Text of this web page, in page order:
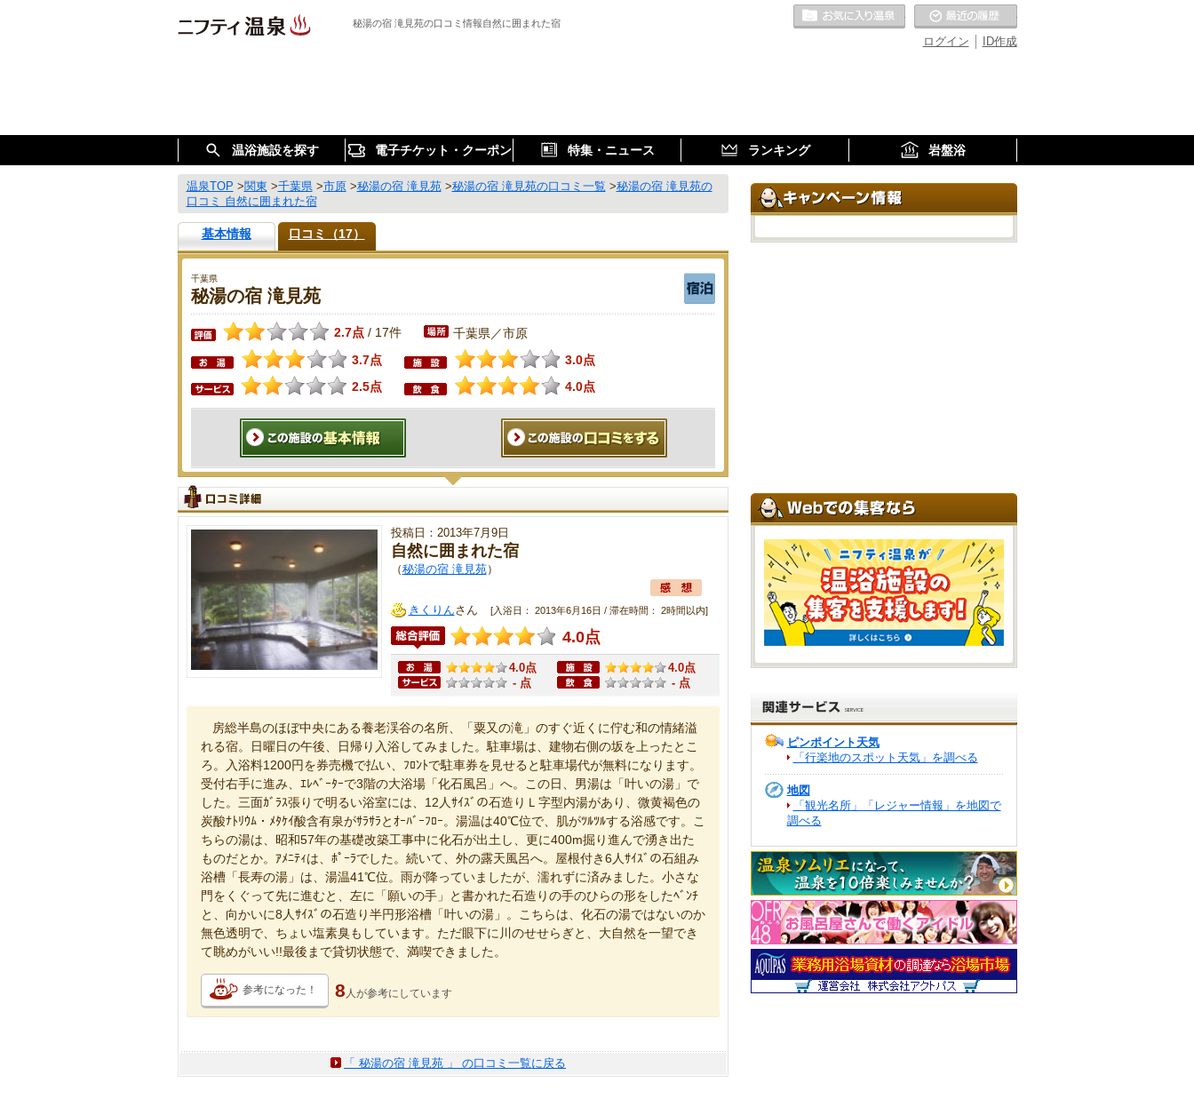
秘湯の宿 滝見苑の口コミ情報自然に囲まれた宿
ID作成
ログイン
お気に入りの温泉
温浴施設を探す 電子チケット・クーポン 特集・ニュース ランキング 岩盤浴
温泉TOP >関東 >千葉県>市原>秘湯の宿 滝見苑>秘湯の宿 滝見苑の口コミ一覧 >秘湯の宿 滝見苑の
口コミ 自然に囲まれた宿
基本情報 口コミ（17）
千葉県
秘湯の宿 滝見苑
2.7点 / 17件 千葉県／市原
3.7点
3.0点
2.5点
4.0点
投稿日：2013年7月9日
自然に囲まれた宿
（秘湯の宿 滝見苑）
きくりんさん [入浴日： 2013年6月16日 / 滞在時間： 2時間以内]
4.0点
4.0点
4.0点
- 点
- 点
房総半島のほぼ中央にある養老渓谷の名所、「粟又の滝」のすぐ近くに佇む和の情緒溢
れる宿。日曜日の午後、日帰り入浴してみました。駐車場は、建物右側の坂を上ったとこ
ろ。入浴料1200円を券売機で払い、ﾌﾛﾝﾄで駐車券を見せると駐車場代が無料になります。
受付右手に進み、ｴﾚﾍﾞｰﾀｰで3階の大浴場「化石風呂」へ。この日、男湯は「叶いの湯」で
した。三面ｶﾞﾗｽ張りで明るい浴室には、12人ｻｲｽﾞの石造りＬ字型内湯があり、微黄褐色の
炭酸ﾅﾄﾘｳﾑ・ﾒﾀｹｲ酸含有泉がｻﾗｻﾗとｵｰﾊﾞｰﾌﾛｰ。湯温は40℃位で、肌がﾂﾙﾂﾙする浴感です。こ
ちらの湯は、昭和57年の基礎改築工事中に化石が出土し、更に400m掘り進んで湧き出た
ものだとか。ｱﾒﾆﾃｨは、ﾎﾟｰﾗでした。続いて、外の露天風呂へ。屋根付き6人ｻｲｽﾞの石組み
浴槽「長寿の湯」は、湯温41℃位。雨が降っていましたが、濡れずに済みました。小さな
門をくぐって先に進むと、左に「願いの手」と書かれた石造りの手のひらの形をしたﾍﾞﾝﾁ
と、向かいに8人ｻｲｽﾞの石造り半円形浴槽「叶いの湯」。こちらは、化石の湯ではないのか
無色透明で、ちょい塩素臭もしています。ただ眼下に川のせせらぎと、大自然を一望でき
て眺めがいい!!最後まで貸切状態で、満喫できました。
参考になった！ 8 人が参考にしています
「 秘湯の宿 滝見苑 」 の口コミ一覧に戻る
ピンポイント天気
「行楽地のスポット天気」を調べる
地図
「観光名所」「レジャー情報」を地図で
調べる